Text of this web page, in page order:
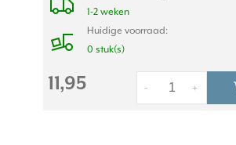
1-2 weken
Huidige voorraad:
0 stuk(s)
11,95 +
-